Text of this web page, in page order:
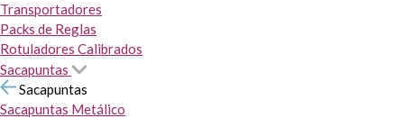
Transportadores
Packs de Reglas
Rotuladores Calibrados
Sacapuntas
Sacapuntas
Sacapuntas Metálico